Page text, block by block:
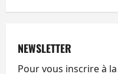
NEWSLETTER
Pour vous inscrire à